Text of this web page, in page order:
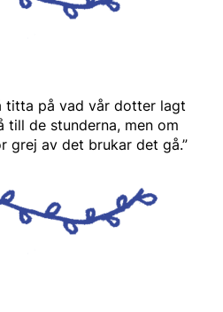
titta på vad vår dotter lagt
de stunderna, men om
grej av det brukar det gå.”